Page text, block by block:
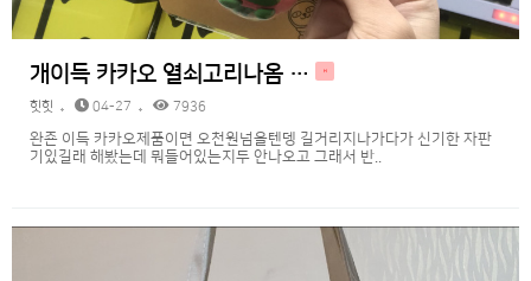
개이득 카카오 열쇠고리나옴 … H
힛힛 04-27 7936
완죤 이득 카카오제품이면 오천원넘을텐뎅 길거리지나가다가 신기한 자판
기있길래 해봤는데 뭐들어있는지두 안나오고 그래서 반..